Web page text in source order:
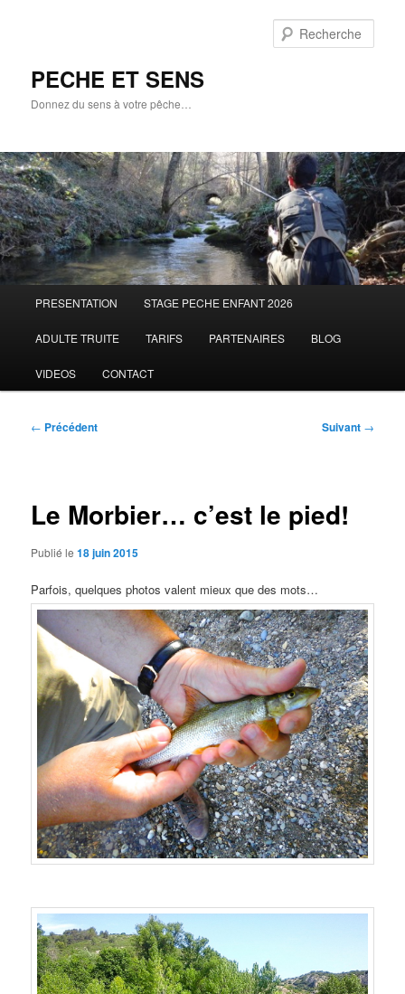
PECHE ET SENS
Donnez du sens à votre pêche…
principal
PRESENTATION STAGE PECHE ENFANT 2026
ADULTE TRUITE TARIFS PARTENAIRES BLOG
VIDEOS CONTACT
Navigation
← Précédent Suivant →
Le Morbier… c’est le pied!
Publié le18 juin 2015
Parfois, quelques photos valent mieux que des mots…